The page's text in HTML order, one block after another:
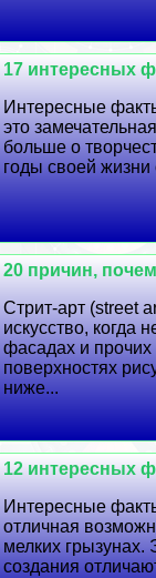
17 интересных
Интересные
это
больше о
годы своей
20 причин,
Стрит-арт (street
искусство, когда
фасадах и
поверхностях
ниже...
12 интересных
Интересные
отличная
мелких
создания